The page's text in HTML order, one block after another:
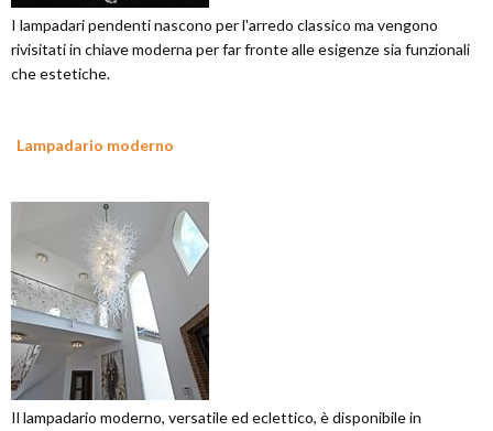
I lampadari pendenti nascono per l'arredo classico ma vengono
rivisitati in chiave moderna per far fronte alle esigenze sia funzionali
che estetiche.
Lampadario moderno
Il lampadario moderno, versatile ed eclettico, è disponibile in